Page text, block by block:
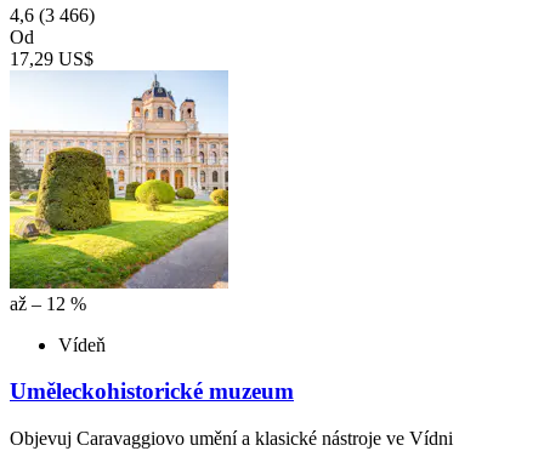
4,6 (3 466)
Od
17,29 US$
až – 12 %
Vídeň
Uměleckohistorické muzeum
Objevuj Caravaggiovo umění a klasické nástroje ve Vídni